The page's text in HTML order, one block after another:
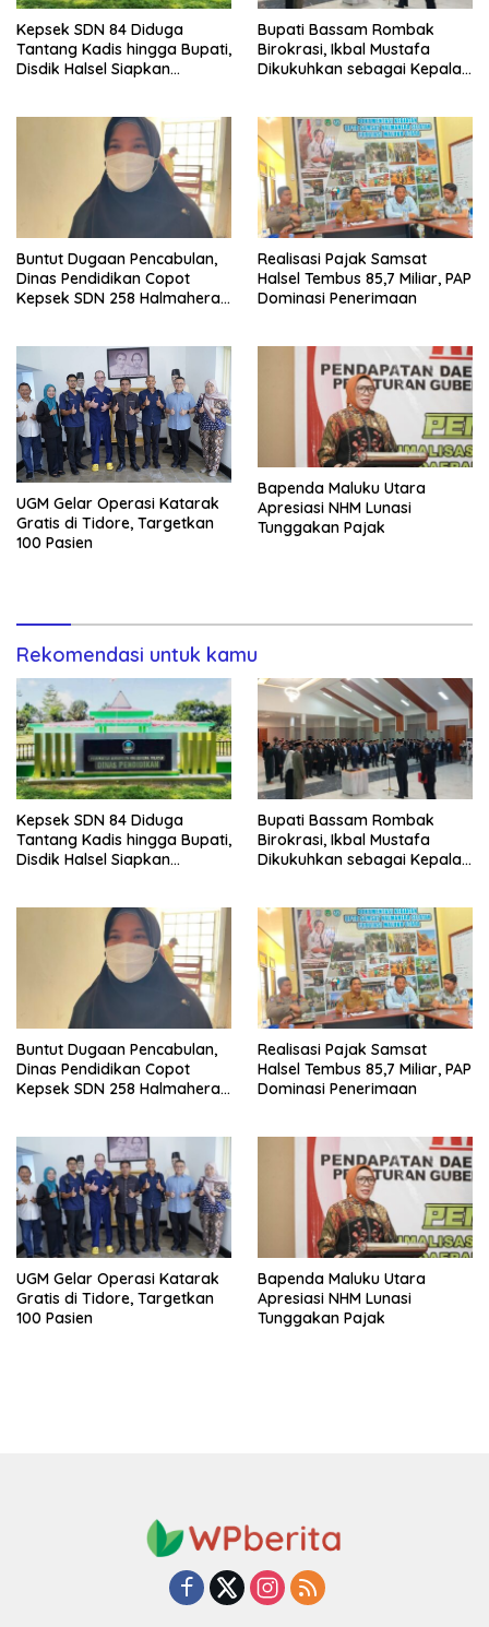
Kepsek SDN 84 Diduga
Tantang Kadis hingga Bupati,
Disdik Halsel Siapkan
Bupati Bassam Rombak
Birokrasi, Ikbal Mustafa
Dikukuhkan sebagai Kepala
Buntut Dugaan Pencabulan,
Dinas Pendidikan Copot
Kepsek SDN 258 Halmahera
Realisasi Pajak Samsat
Halsel Tembus 85,7 Miliar, PAP
Dominasi Penerimaan
UGM Gelar Operasi Katarak
Gratis di Tidore, Targetkan
100 Pasien
Bapenda Maluku Utara
Apresiasi NHM Lunasi
Tunggakan Pajak
Rekomendasi untuk kamu
Kepsek SDN 84 Diduga
Tantang Kadis hingga Bupati,
Disdik Halsel Siapkan
Bupati Bassam Rombak
Birokrasi, Ikbal Mustafa
Dikukuhkan sebagai Kepala
Buntut Dugaan Pencabulan,
Dinas Pendidikan Copot
Kepsek SDN 258 Halmahera
Realisasi Pajak Samsat
Halsel Tembus 85,7 Miliar, PAP
Dominasi Penerimaan
UGM Gelar Operasi Katarak
Gratis di Tidore, Targetkan
100 Pasien
Bapenda Maluku Utara
Apresiasi NHM Lunasi
Tunggakan Pajak